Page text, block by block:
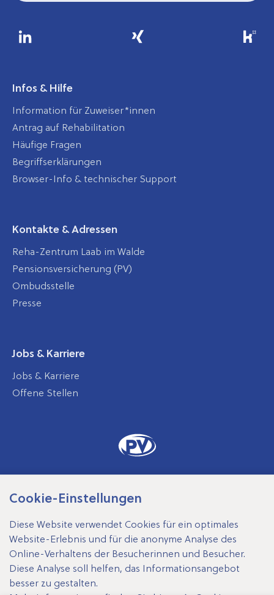
Cookie-Einstellungen
Diese Website verwendet Cookies für ein optimales
Website-Erlebnis und für die anonyme Analyse des
Online-Verhaltens der Besucherinnen und Besucher.
Diese Analyse soll helfen, das Informationsangebot
besser zu gestalten.
Infos & Hilfe
Information für Zuweiser*innen
Antrag auf Rehabilitation
Häufige Fragen
Begriffserklärungen
Browser-Info & technischer Support
Kontakte & Adressen
Reha-Zentrum Laab im Walde
Pensionsversicherung (PV)
Ombudsstelle
Presse
Jobs & Karriere
Jobs & Karriere
Offene Stellen
SV-Träger
Impressum